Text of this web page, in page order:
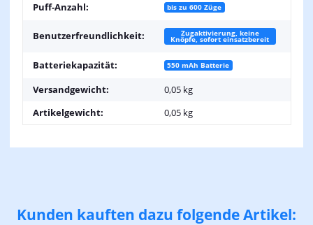
Puff-Anzahl: bis zu 600 Züge
Benutzerfreundlichkeit: Zugaktivierung, keine
Knöpfe, sofort einsatzbereit
Batteriekapazität: 550 mAh Batterie
Versandgewicht:
0,05 kg
Artikelgewicht:
0,05 kg
Kunden kauften dazu folgende Artikel: